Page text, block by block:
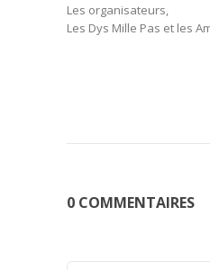
Les organisateurs,
Les Dys Mille Pas et les
0 COMMENTAIRES